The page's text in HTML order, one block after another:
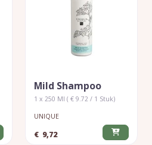
Mild Shampoo
1 x 250 Ml ( € 9.72 / 1 Stuk)
UNIQUE
€ 9,72